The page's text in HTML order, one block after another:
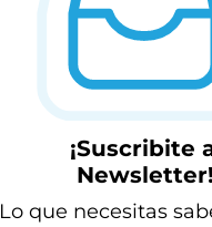
¡Suscribite
Newsletter!
Lo que necesitas